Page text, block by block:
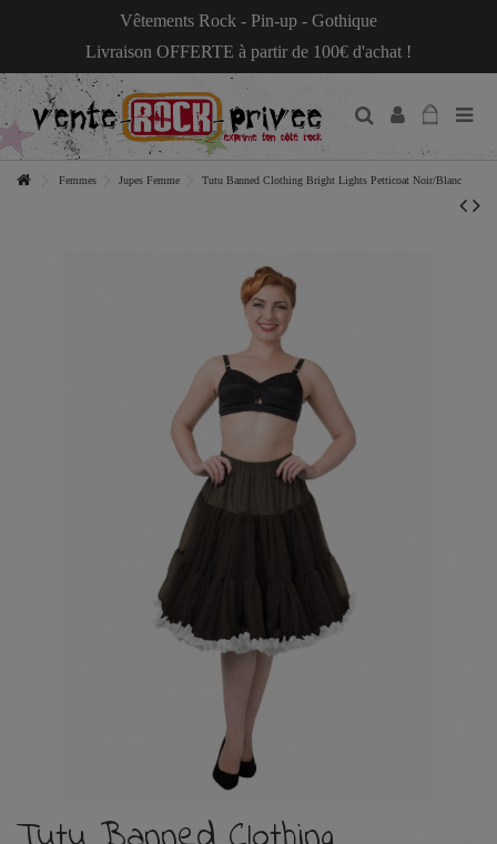
Vêtements Rock - Pin-up - Gothique
Livraison OFFERTE à partir de 100€ d'achat !
Femmes Jupes Femme Tutu Banned Clothing Bright Lights Petticoat Noir/Blanc